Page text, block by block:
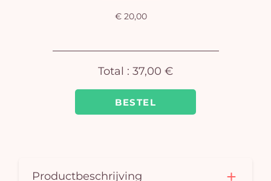
BESTEL
€ 20,00
Total : 37,00 €
Productbeschrijving